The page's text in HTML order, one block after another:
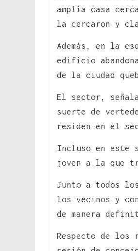
amplia casa
la cercaron y
Además, en la
edificio
de la ciudad
El sector,
suerte de
residen en el
Incluso en este
joven a la que
Junto a todos
los vecinos y
de manera
Respecto de los